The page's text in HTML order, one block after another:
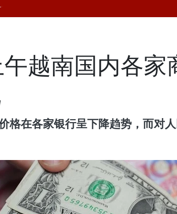
越南国内各
格在各家银行呈下降趋势，而对人